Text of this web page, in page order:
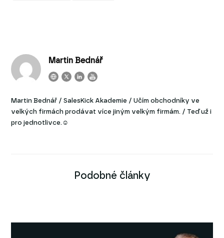
Martin Bednář
Martin Bednář / SalesKick Akademie / Učím obchodníky ve
velkých firmách prodávat více jiným velkým firmám. / Teď už i
pro jednotlivce.☺
Podobné články